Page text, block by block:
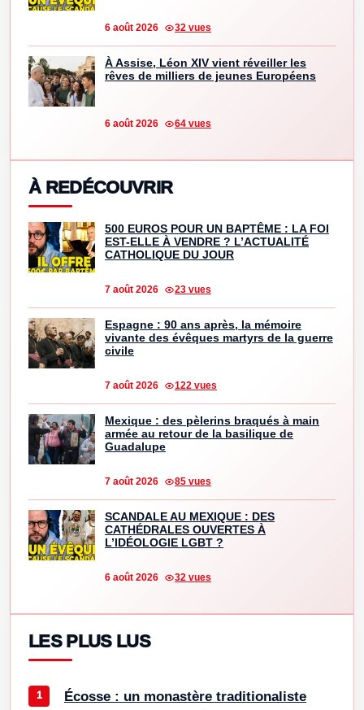
6 août 2026 32 vues
À Assise, Léon XIV vient réveiller les
rêves de milliers de jeunes Européens
6 août 2026 64 vues
À REDÉCOUVRIR
500 EUROS POUR UN BAPTÊME : LA FOI
EST-ELLE À VENDRE ? L’ACTUALITÉ
CATHOLIQUE DU JOUR
7 août 2026 23 vues
Espagne : 90 ans après, la mémoire
vivante des évêques martyrs de la guerre
civile
7 août 2026 122 vues
Mexique : des pèlerins braqués à main
armée au retour de la basilique de
Guadalupe
7 août 2026 85 vues
SCANDALE AU MEXIQUE : DES
CATHÉDRALES OUVERTES À
L’IDÉOLOGIE LGBT ?
6 août 2026 32 vues
LES PLUS LUS
Écosse : un monastère traditionaliste